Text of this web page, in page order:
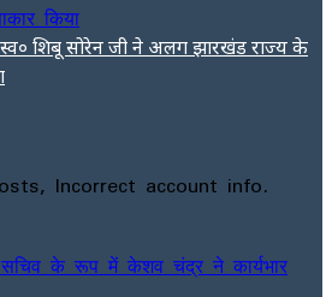
शिबू सोरेन जी ने अलग झारखंड राज्य के
Incorrect account info.